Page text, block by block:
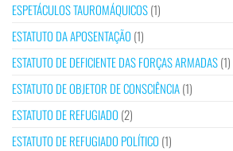
ESPETÁCULOS TAUROMÁQUICOS(1)
ESTATUTO DA APOSENTAÇÃO (1)
ESTATUTO DE DEFICIENTE DAS FORÇAS ARMADAS(1)
ESTATUTO DE OBJETOR DE CONSCIÊNCIA(1)
ESTATUTO DE REFUGIADO (2)
ESTATUTO DE REFUGIADO POLÍTICO (1)